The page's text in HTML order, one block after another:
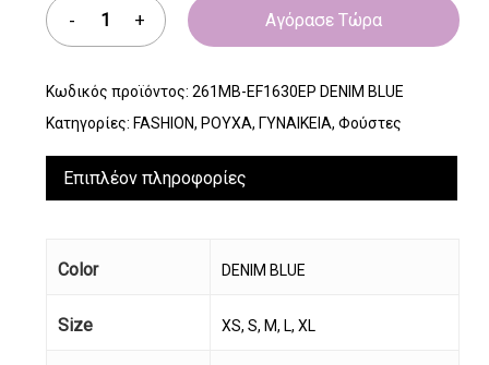
Αγόρασε Τώρα
Κωδικός προϊόντος: 261MB-EF1630EP DENIM BLUE
Κατηγορίες: FASHION, ΡΟΥΧΑ, ΓΥΝΑΙΚΕΙΑ, Φούστες
Επιπλέον πληροφορίες
Color DENIM BLUE
Size XS, S, M, L, XL